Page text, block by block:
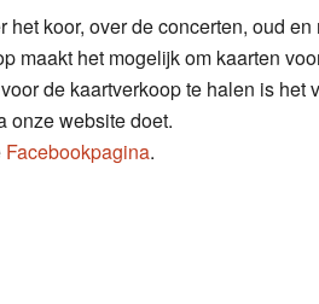
koor, over de concerten, oud
maakt het mogelijk om kaarten
de kaartverkoop te halen is het
onze website doet.
Facebookpagina.